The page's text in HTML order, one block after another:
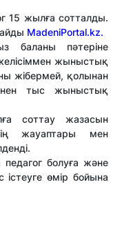
15 жылға сотталды.
MadeniPortal.kz.
баланы пәтеріне
жыныстық
жібермей, қолынан
тыс жыныстық
соттау жазасын
жауаптары мен
болуға және
өмір бойына